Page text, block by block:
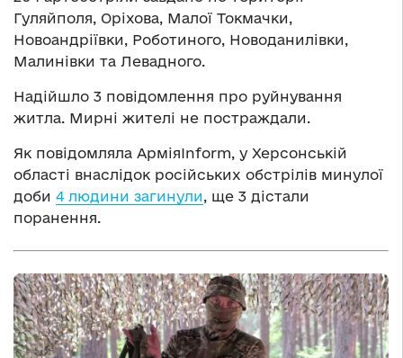
Гуляйполя, Оріхова, Малої Токмачки,
Новоандріївки, Роботиного, Новоданилівки,
Малинівки та Левадного.
Надійшло 3 повідомлення про руйнування
житла. Мирні жителі не постраждали.
Як повідомляла АрміяInform, у Херсонській
області внаслідок російських обстрілів минулої
доби 4 людини загинули, ще 3 дістали
поранення.